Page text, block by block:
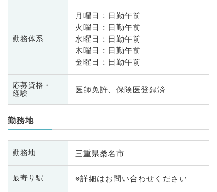
勤務体系
月曜日 : 日勤午前
火曜日 : 日勤午前
水曜日 : 日勤午前
木曜日 : 日勤午前
金曜日 : 日勤午前
応募資格・
経験
医師免許、保険医登録済
勤務地
勤務地 三重県桑名市
最寄り駅 ※詳細はお問い合わせください